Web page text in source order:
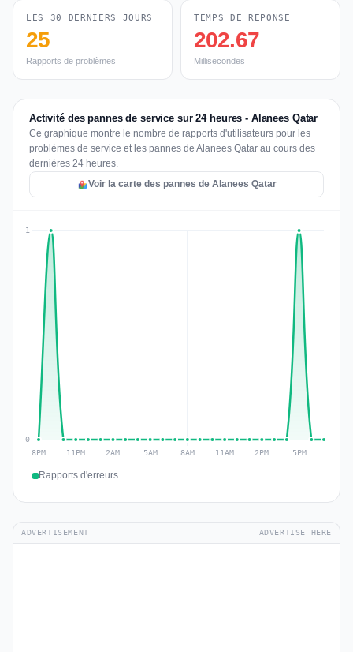
LES 30 DERNIERS JOURS
25
Rapports de problèmes
TEMPS DE RÉPONSE
202.67
Millisecondes
Activité des pannes de service sur 24 heures - Alanees Qatar
Ce graphique montre le nombre de rapports d'utilisateurs pour les
problèmes de service et les pannes de Alanees Qatar au cours des
dernières 24 heures.
Voir la carte des pannes de Alanees Qatar
Rapports d'erreurs
ADVERTISEMENT ADVERTISE HERE